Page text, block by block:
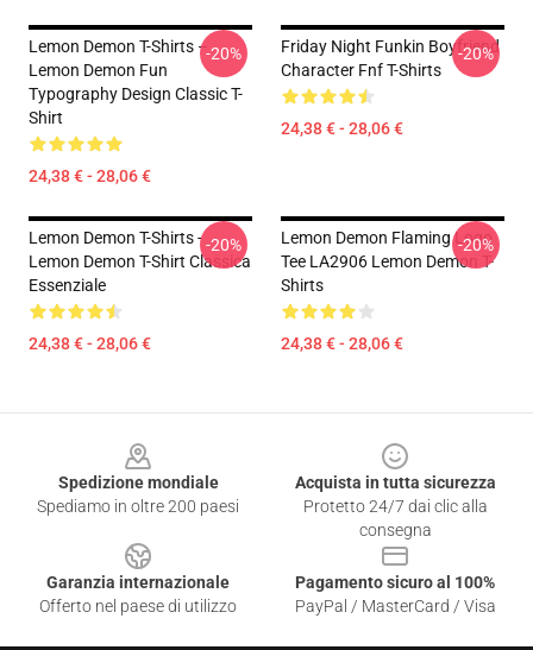
Lemon Demon T-Shirts –
Lemon Demon Fun
Typography Design Classic T-
Shirt
24,38 € - 28,06 €
-20%
Friday Night Funkin Boyfriend
Character Fnf T-Shirts
24,38 € - 28,06 €
-20%
Lemon Demon T-Shirts -
Lemon Demon T-Shirt Classica
Essenziale
24,38 € - 28,06 €
-20%
Lemon Demon Flaming Logo
Tee LA2906 Lemon Demon T-
Shirts
24,38 € - 28,06 €
-20%
Spedizione mondiale
Spediamo in oltre 200 paesi
Acquista in tutta sicurezza
Protetto 24/7 dai clic alla
consegna
Garanzia internazionale
Offerto nel paese di utilizzo
Pagamento sicuro al 100%
PayPal / MasterCard / Visa